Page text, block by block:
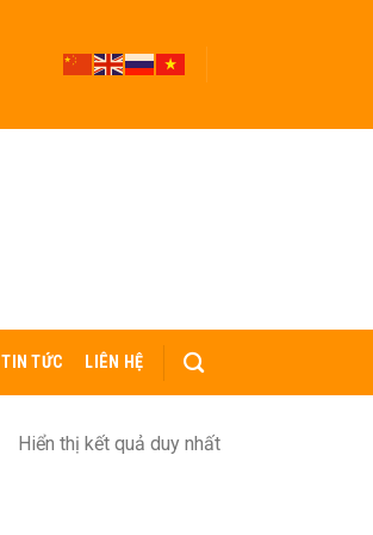
TIN TỨC LIÊN HỆ
Hiển thị kết quả duy nhất